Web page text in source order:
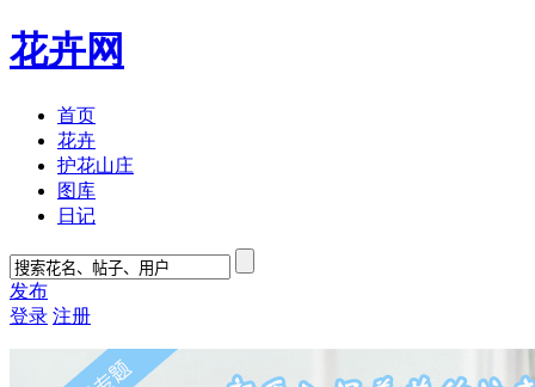
花卉网
首页
花卉
护花山庄
图库
日记
发布
登录 注册